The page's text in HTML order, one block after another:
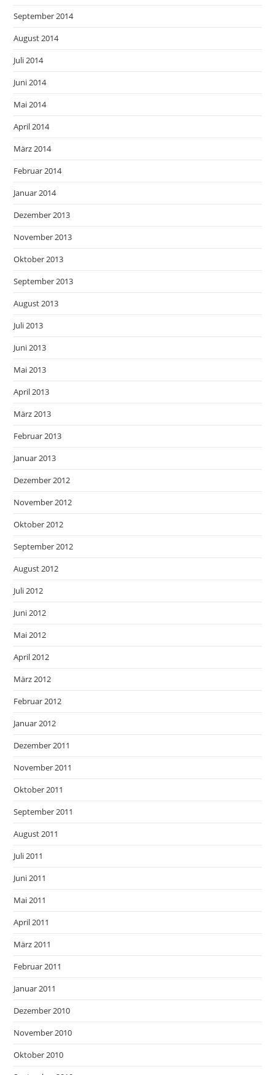
September 2014
August 2014
Juli 2014
Juni 2014
Mai 2014
April 2014
März 2014
Februar 2014
Januar 2014
Dezember 2013
November 2013
Oktober 2013
September 2013
August 2013
Juli 2013
Juni 2013
Mai 2013
April 2013
März 2013
Februar 2013
Januar 2013
Dezember 2012
November 2012
Oktober 2012
September 2012
August 2012
Juli 2012
Juni 2012
Mai 2012
April 2012
März 2012
Februar 2012
Januar 2012
Dezember 2011
November 2011
Oktober 2011
September 2011
August 2011
Juli 2011
Juni 2011
Mai 2011
April 2011
März 2011
Februar 2011
Januar 2011
Dezember 2010
November 2010
Oktober 2010